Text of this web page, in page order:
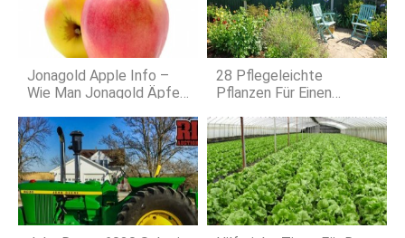
Jonagold Apple Info –
Wie Man Jonagold Äpfel
28 Pflegeleichte
Pflanzen Für Einen
Garten